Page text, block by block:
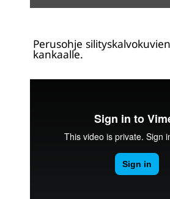
Perusohje
kankaalle.